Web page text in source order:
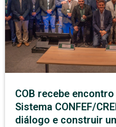
COB recebe
Sistema CONFEF/
diálogo e construir